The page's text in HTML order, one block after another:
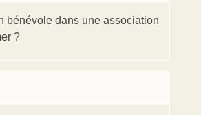
bénévole dans une association
?